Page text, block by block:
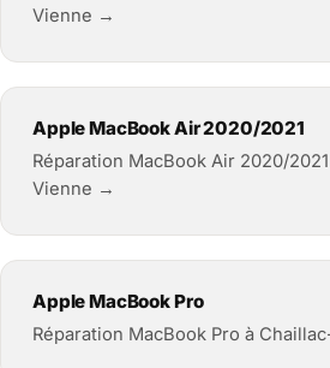
Vienne →
Apple MacBook Air 2020/2021
Réparation MacBook Air 2020/
Vienne →
Apple MacBook Pro
Réparation MacBook Pro à